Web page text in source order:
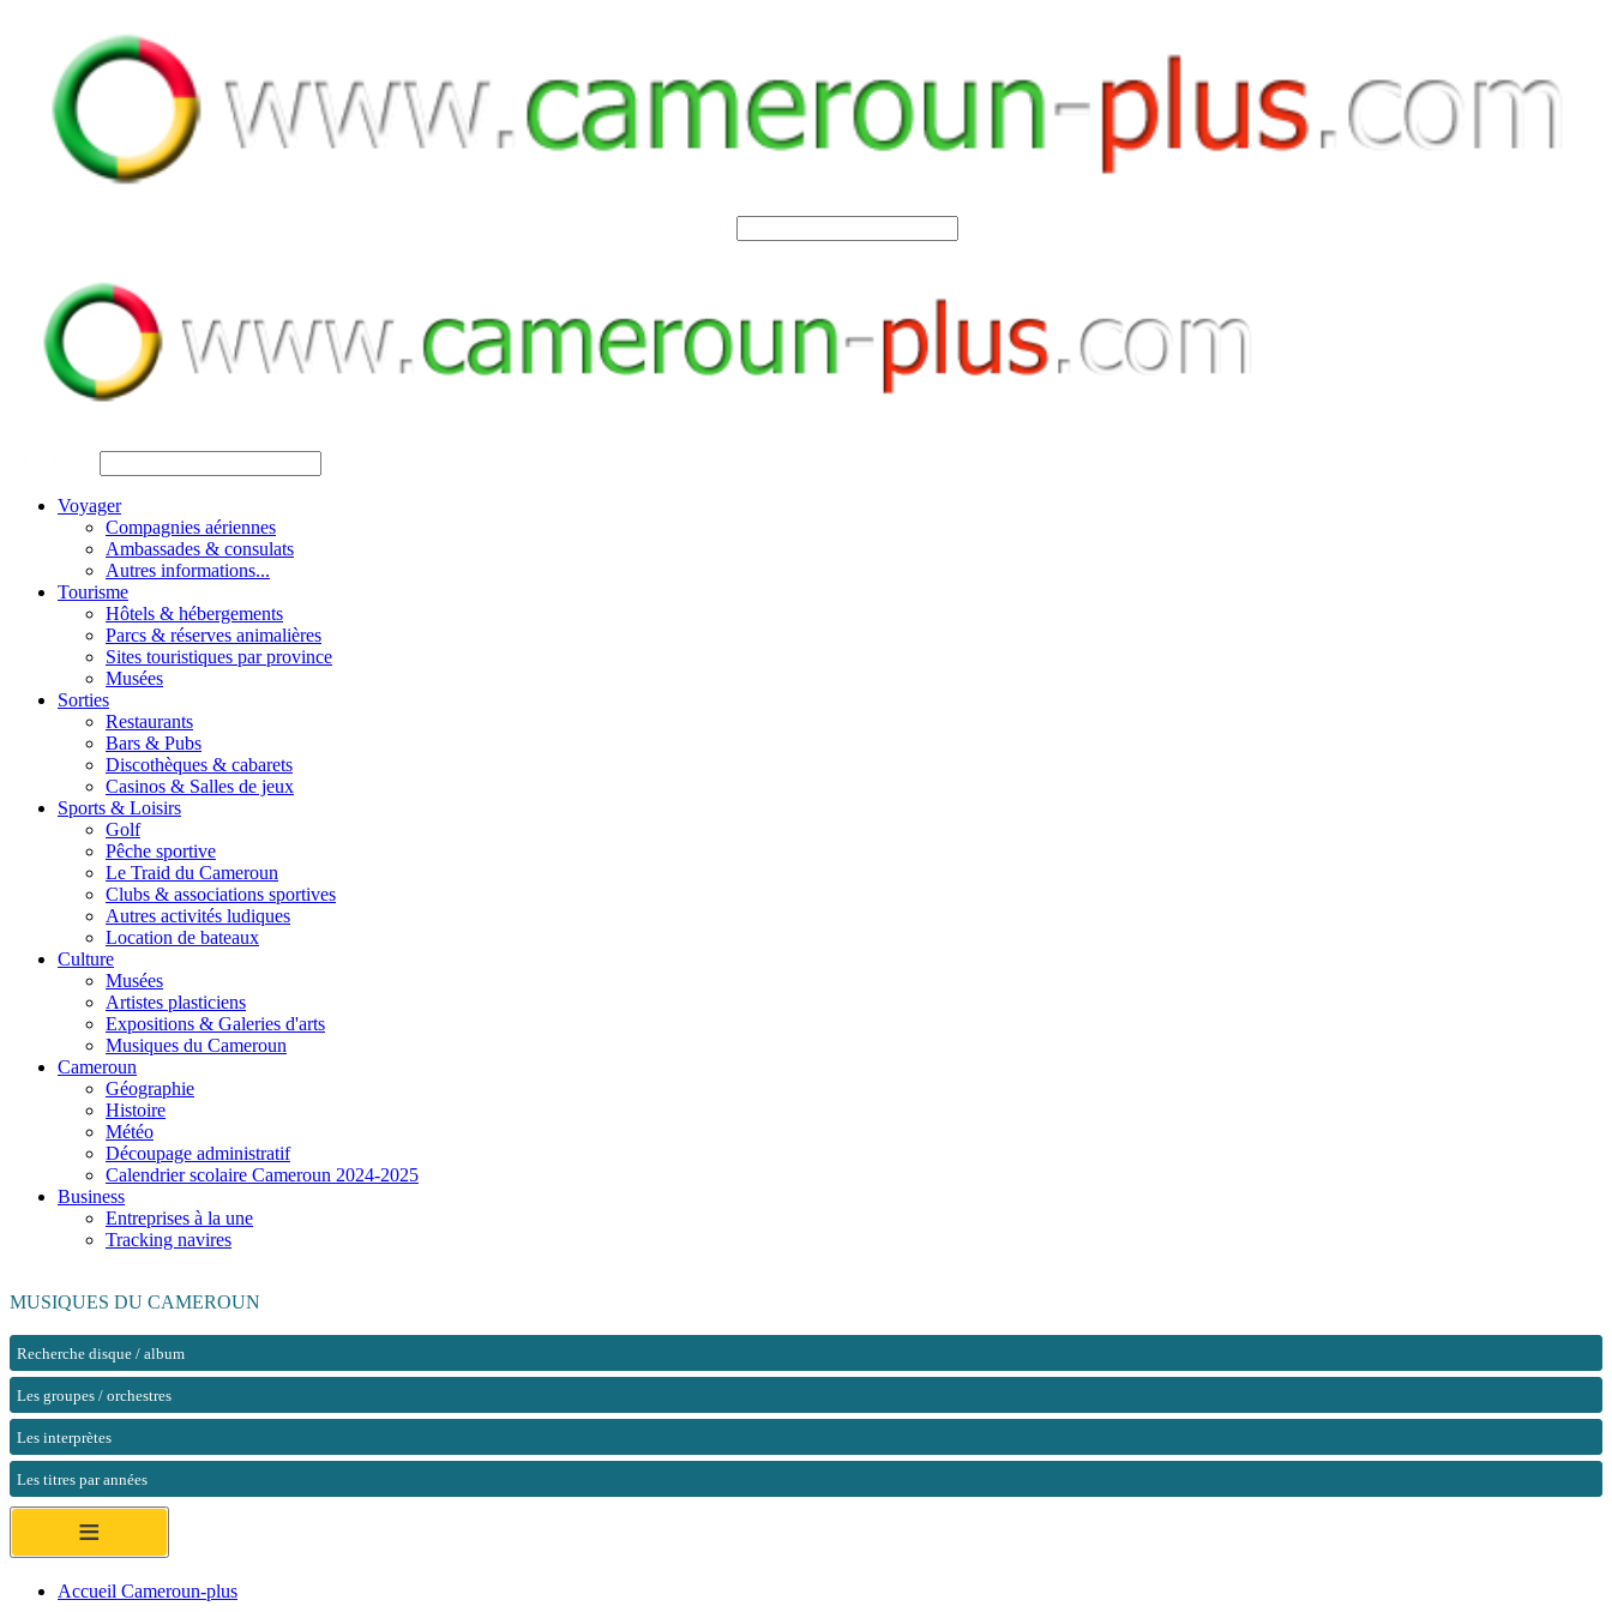
Voyager
Compagnies aériennes
Ambassades & consulats
Autres informations...
Tourisme
Hôtels & hébergements
Parcs & réserves animalières
Sites touristiques par province
Musées
Sorties
Restaurants
Bars & Pubs
Discothèques & cabarets
Casinos & Salles de jeux
Sports & Loisirs
Golf
Pêche sportive
Le Traid du Cameroun
Clubs & associations sportives
Autres activités ludiques
Location de bateaux
Culture
Musées
Artistes plasticiens
Expositions & Galeries d'arts
Musiques du Cameroun
Cameroun
Géographie
Histoire
Météo
Découpage administratif
Calendrier scolaire Cameroun 2024-2025
Business
Entreprises à la une
Tracking navires
MUSIQUES DU CAMEROUN
Recherche disque / album
Les groupes / orchestres
Les interprètes
Les titres par années
≡
Accueil Cameroun-plus